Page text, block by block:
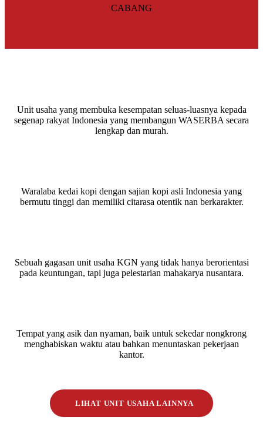
CABANG
Unit usaha yang membuka kesempatan seluas-luasnya kepada
segenap rakyat Indonesia yang membangun WASERBA secara
lengkap dan murah.
Waralaba kedai kopi dengan sajian kopi asli Indonesia yang
bermutu tinggi dan memiliki citarasa otentik nan berkarakter.
Sebuah gagasan unit usaha KGN yang tidak hanya berorientasi
pada keuntungan, tapi juga pelestarian mahakarya nusantara.
Tempat yang asik dan nyaman, baik untuk sekedar nongkrong
menghabiskan waktu atau bahkan menuntaskan pekerjaan
kantor.
LIHAT UNIT USAHA LAINNYA